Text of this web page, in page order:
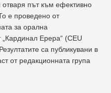
отваря път към ефективно
е проведено от
за орална
Ерера“ (CEU
са публикувани в
от редакционната група